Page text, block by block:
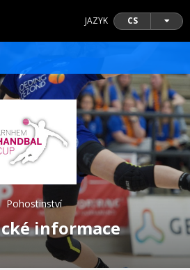
JAZYK CS
Pohostinství
informace